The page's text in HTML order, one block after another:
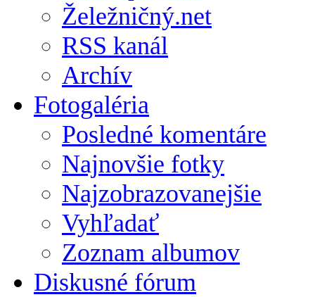
Želežničný.net
RSS kanál
Archív
Fotogaléria
Posledné komentáre
Najnovšie fotky
Najzobrazovanejšie
Vyhľadať
Zoznam albumov
Diskusné fórum